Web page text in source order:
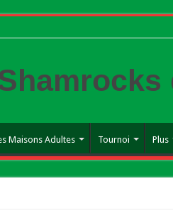
Maisons Adultes Tournoi Plus